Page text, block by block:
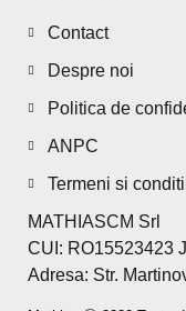
Contact
Despre noi
Politica de
ANPC
Termeni si
MATHIASCM Srl
CUI: RO15523423
Adresa: Str.